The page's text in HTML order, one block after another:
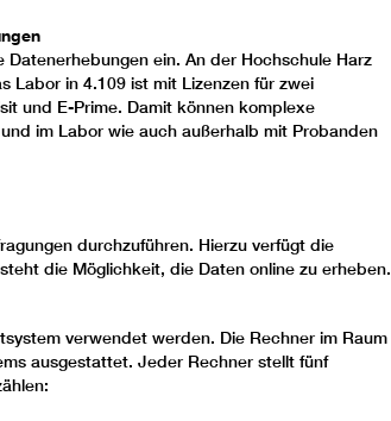
ein. An der Hochschule Harz
Labor in 4.109 ist mit Lizenzen für zwei
und E-Prime. Damit können komplexe
im Labor wie auch außerhalb mit Probanden
durchzuführen. Hierzu verfügt die
die Möglichkeit, die Daten online zu erheben.
verwendet werden. Die Rechner im Raum
ausgestattet. Jeder Rechner stellt fünf